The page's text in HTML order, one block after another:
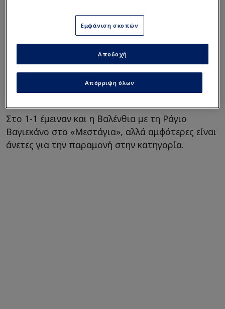
Πέρεθ - Ξεκίνησαν οι
διαδικασίες εκλογών σε
Ρεάλ
Το πήρε απόφαση ο
Λεβαντόφσκι - Η τελευταία
παράσταση
Στο 1-1 έμειναν και η Βαλένθια με τη Ράγιο
Βαγιεκάνο στο «Μεστάγια», αλλά αμφότερες είναι
άνετες για την παραμονή στην κατηγορία.
Εμφάνιση σκοπών
Απόρριψη όλων
Αποδοχή